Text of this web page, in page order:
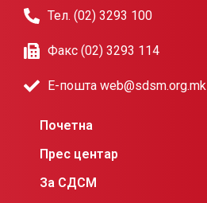
Тел. (02) 3293 100
Факс (02) 3293 114
Е-пошта web@sdsm.org.mk
Почетна
Прес центар
За СДСМ